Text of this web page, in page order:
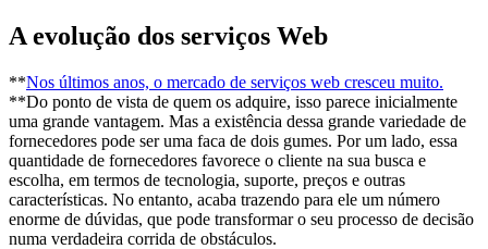
A evolução dos serviços Web
**Nos últimos anos, o mercado de serviços web cresceu muito.
**Do ponto de vista de quem os adquire, isso parece inicialmente
uma grande vantagem. Mas a existência dessa grande variedade de
fornecedores pode ser uma faca de dois gumes. Por um lado, essa
quantidade de fornecedores favorece o cliente na sua busca e
escolha, em termos de tecnologia, suporte, preços e outras
características. No entanto, acaba trazendo para ele um número
enorme de dúvidas, que pode transformar o seu processo de decisão
numa verdadeira corrida de obstáculos.